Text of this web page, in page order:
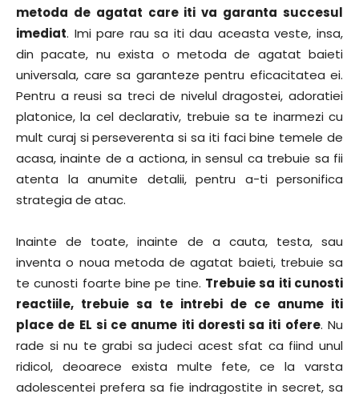
metoda de agatat care iti va garanta succesul
imediat. Imi pare rau sa iti dau aceasta veste, insa,
din pacate, nu exista o metoda de agatat baieti
universala, care sa garanteze pentru eficacitatea ei.
Pentru a reusi sa treci de nivelul dragostei, adoratiei
platonice, la cel declarativ, trebuie sa te inarmezi cu
mult curaj si perseverenta si sa iti faci bine temele de
acasa, inainte de a actiona, in sensul ca trebuie sa fii
atenta la anumite detalii, pentru a-ti personifica
strategia de atac.
Inainte de toate, inainte de a cauta, testa, sau
inventa o noua metoda de agatat baieti, trebuie sa
te cunosti foarte bine pe tine. Trebuie sa iti cunosti
reactiile, trebuie sa te intrebi de ce anume iti
place de EL si ce anume iti doresti sa iti ofere. Nu
rade si nu te grabi sa judeci acest sfat ca fiind unul
ridicol, deoarece exista multe fete, ce la varsta
adolescentei prefera sa fie indragostite in secret, sa